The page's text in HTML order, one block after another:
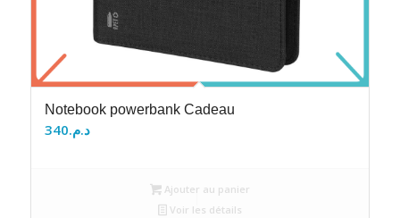
Notebook powerbank Cadeau
د.م.340
Ajouter au panier
Voir les détails